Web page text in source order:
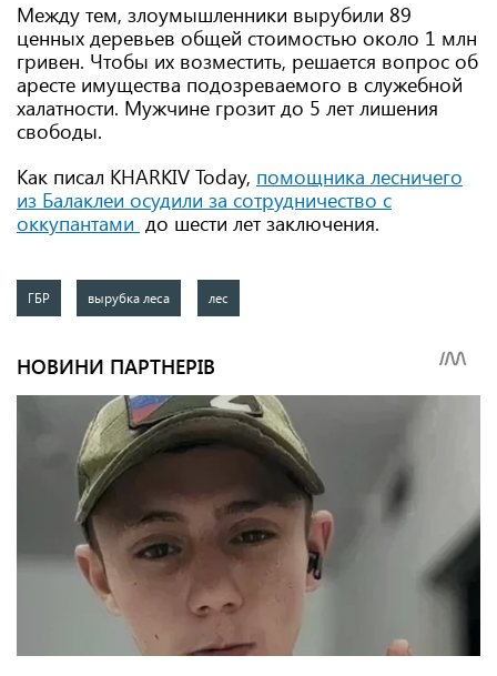
Между тем, злоумышленники вырубили 89
ценных деревьев общей стоимостью около 1 млн
гривен. Чтобы их возместить, решается вопрос об
аресте имущества подозреваемого в служебной
халатности. Мужчине грозит до 5 лет лишения
свободы.
Как писал KHARKIV Today, помощника лесничего
из Балаклеи осудили за сотрудничество с
оккупантами до шести лет заключения.
ГБР вырубка леса лес